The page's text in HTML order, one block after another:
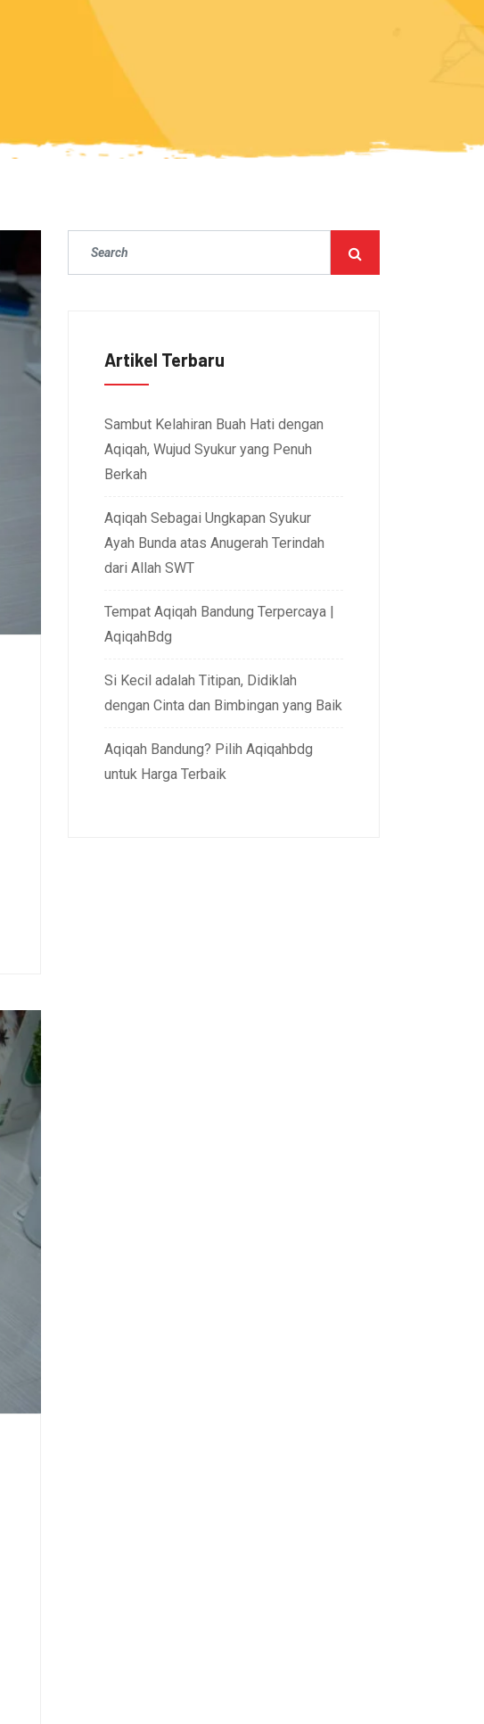
Artikel Terbaru
Sambut Kelahiran Buah Hati dengan
Aqiqah, Wujud Syukur yang Penuh
Berkah
Aqiqah Sebagai Ungkapan Syukur
Ayah Bunda atas Anugerah Terindah
dari Allah SWT
Tempat Aqiqah Bandung Terpercaya |
AqiqahBdg
Si Kecil adalah Titipan, Didiklah
dengan Cinta dan Bimbingan yang Baik
Aqiqah Bandung? Pilih Aqiqahbdg
untuk Harga Terbaik